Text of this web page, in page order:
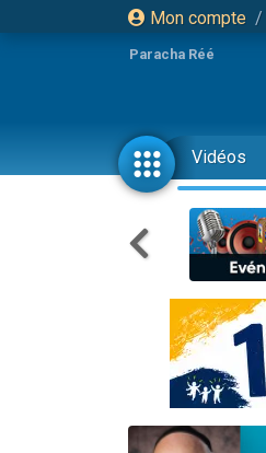
Mon compte /
Paracha Réé
Vidéos